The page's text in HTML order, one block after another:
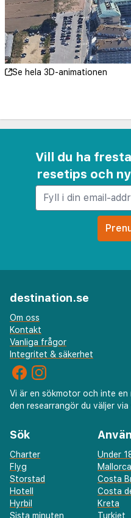
Pescadors Beach - 2 km
La Riera-stranden - 2,4
L'Astillerostranden - 2,7
Pau Casals torg - 2,9 km
Malgrat de Mars strand
Poblenoustranden - 4 km
Närmaste flygplatser är:
Girona (GRO-Costa
Barcelona El Prat
Rekommenderad
kemtvätt/tvättjänster,
och bagageförvaring.
erbjuds på plats. Du får
och säsongsöppen
gratis wi-fi,
ALEGRIA Caprici Verd har
kan avnjuta en utsökt
på deras snackbar/deli.
dagligen mot en avgift
Du kommer att ombes
på boendet – avgifterna
skatter:
Stadsskatt: 1.98 EUR per
Se hela 3D-animationen
Vill du ha
resetips och
destination.se
Om oss
Kontakt
Vanliga frågor
Integritet & säkerhet
Vi är en sökmotor och inte en
den researrangör du väljer
Sök
Charter
Flyg
Storstad
Hotell
Hyrbil
Sista minuten
Under
Mallorca
Costa
Costa
Kreta
Turkiet